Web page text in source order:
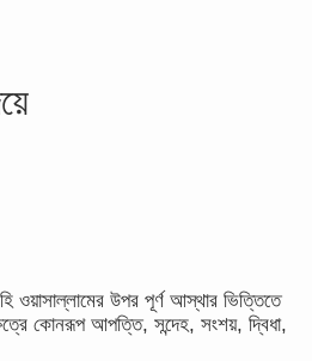
ওয়াসাল্লামের উপর পূর্ণ আস্থার ভিত্তিতে
কোনরূপ আপত্তি, সন্দেহ, সংশয়, দ্বিধা,